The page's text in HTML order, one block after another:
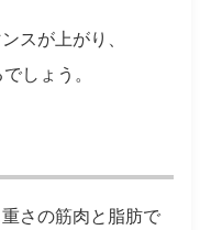
スが上がり、
しょう。
さの筋肉と脂肪で